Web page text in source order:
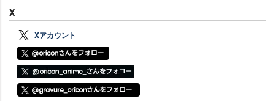
X
Xアカウント